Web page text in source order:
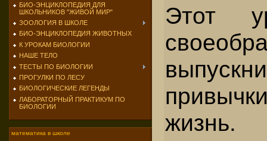
БИО-ЭНЦИКЛОПЕДИЯ ДЛЯ
ШКОЛЬНИКОВ "ЖИВОЙ МИР"
ЗООЛОГИЯ В ШКОЛЕ
БИО-ЭНЦИКЛОПЕДИЯ ЖИВОТНЫХ
К УРОКАМ БИОЛОГИИ
НАШЕ ТЕЛО
ТЕСТЫ ПО БИОЛОГИИ
ПРОГУЛКИ ПО ЛЕСУ
БИОЛОГИЧЕСКИЕ ЛЕГЕНДЫ
ЛАБОРАТОРНЫЙ ПРАКТИКУМ ПО
БИОЛОГИИ
математика в школе
Этот
жизнь.